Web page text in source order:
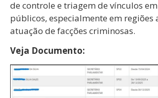
de controle e triagem de vínculos
públicos, especialmente em regiões
atuação de facções criminosas.
Veja Documento: